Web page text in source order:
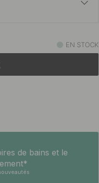
En stock
EN STOCK
de bains et le